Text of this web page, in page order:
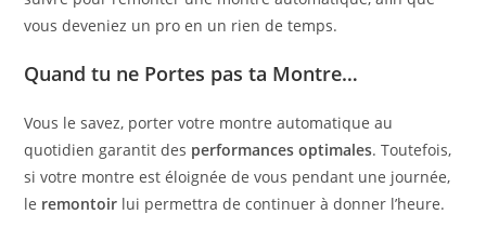
vous deveniez un pro en un rien de temps.
Quand tu ne Portes pas ta Montre…
Vous le savez, porter votre montre automatique au
quotidien garantit des performances optimales. Toutefois,
si votre montre est éloignée de vous pendant une journée,
le remontoir lui permettra de continuer à donner l’heure.